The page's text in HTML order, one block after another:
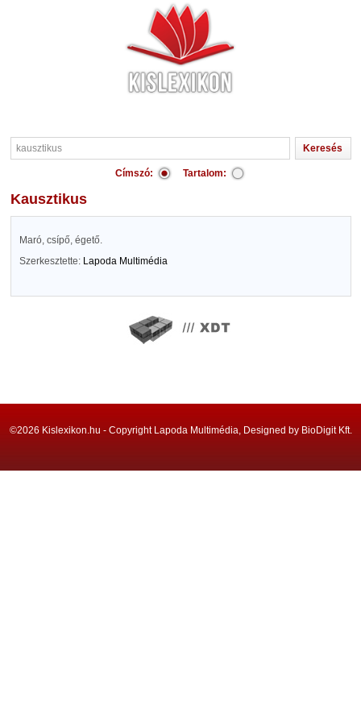
Címszó: Tartalom:
kausztikus
Maró, csípő, égető.
Szerkesztette: Lapoda Multimédia
©2026 Kislexikon.hu - Copyright Lapoda Multimédia, Designed by BioDigit Kft.